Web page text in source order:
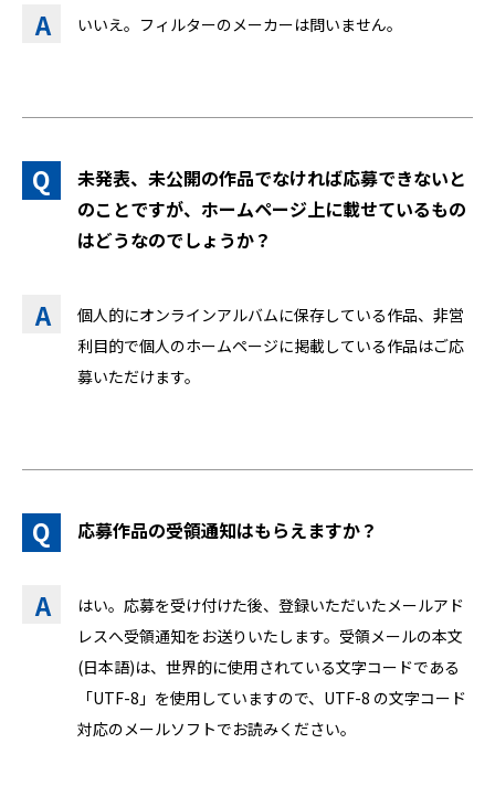
いいえ。フィルターのメーカーは問いません。
未発表、未公開の作品でなければ応募できないと
のことですが、ホームページ上に載せているもの
はどうなのでしょうか？
個人的にオンラインアルバムに保存している作品、非営
利目的で個人のホームページに掲載している作品はご応
募いただけます。
応募作品の受領通知はもらえますか？
はい。応募を受け付けた後、登録いただいたメールアド
レスへ受領通知をお送りいたします。受領メールの本文
(日本語)は、世界的に使用されている文字コードである
「UTF-8」を使用していますので、UTF-8 の文字コード
対応のメールソフトでお読みください。